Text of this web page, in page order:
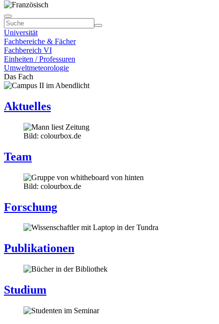
Universität
Fachbereiche & Fächer
Fachbereich VI
Einheiten / Professuren
Umweltmeteorologie
Das Fach
Aktuelles
Bild: colourbox.de
Team
Bild: colourbox.de
Forschung
Publikationen
Studium